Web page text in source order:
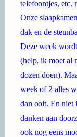
telefoontjes, etc.
Onze
dak en de
Deze week
(help, ik moet al
dozen doen).
week of 2 alles
dan ooit. En niet
danken aan
ook nog eens